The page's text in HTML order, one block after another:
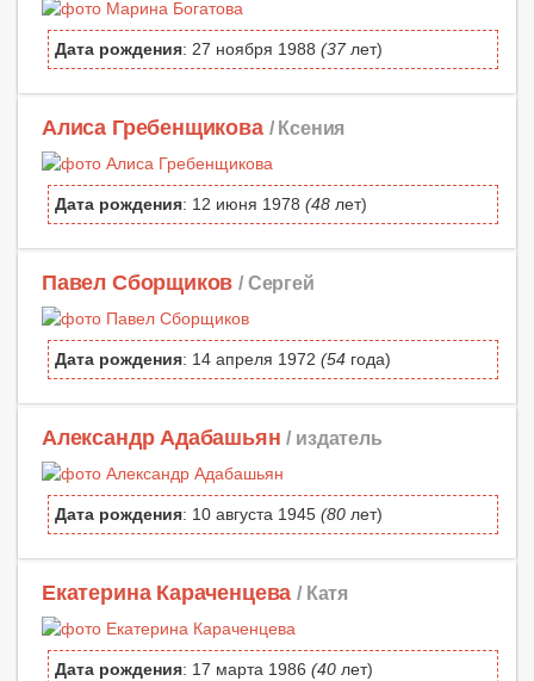
Дата рождения: 27 ноября 1988 (37лет)
Алиса Гребенщикова / Ксения
Дата рождения: 12 июня 1978 (48 лет)
Павел Сборщиков / Сергей
Дата рождения: 14 апреля 1972 (54 года)
Александр Адабашьян / издатель
Дата рождения: 10 августа 1945 (80 лет)
Екатерина Караченцева / Катя
Дата рождения: 17 марта 1986 (40 лет)